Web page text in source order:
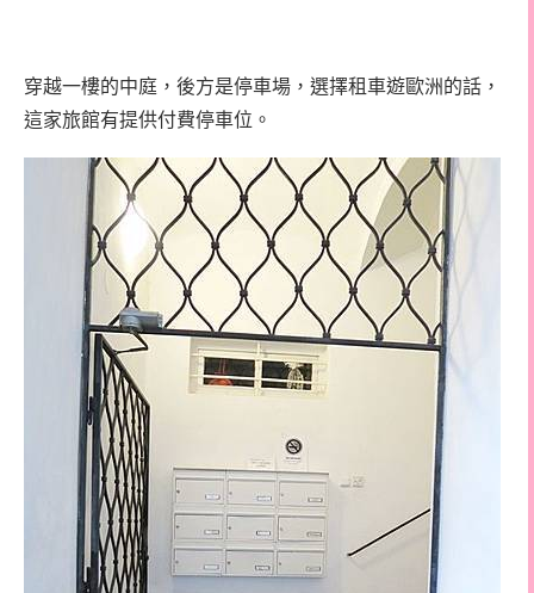
穿越一樓的中庭，後方是停車場，選擇租車遊歐洲的話，
這家旅館有提供付費停車位。